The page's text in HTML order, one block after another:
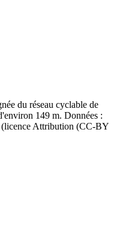
du réseau cyclable de
149 m. Données :
(licence Attribution (CC-BY